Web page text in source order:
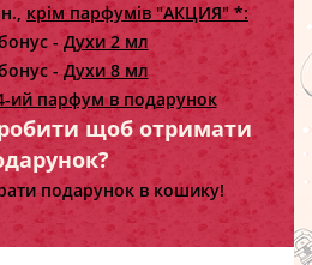
крім парфумів "АКЦИЯ" *:
- Духи 2 мл
-Духи 8 мл
ий парфум в подарунок
щоб отримати
подарунок в кошику!